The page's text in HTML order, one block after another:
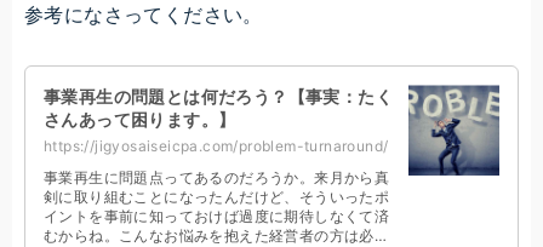
参考になさってください。
事業再生の問題とは何だろう？【事実：たく
さんあって困ります。】
https://jigyosaiseicpa.com/problem-turnaround/
事業再生に問題点ってあるのだろうか。来月から真
剣に取り組むことになったんだけど、そういったポ
イントを事前に知っておけば過度に期待しなくて済
むからね。こんなお悩みを抱えた経営者の方は必見